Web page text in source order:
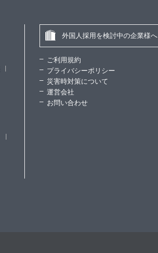
外国人採用を検討中の企業様へ
ご利用規約
プライバシーポリシー
災害時対策について
運営会社
お問い合わせ